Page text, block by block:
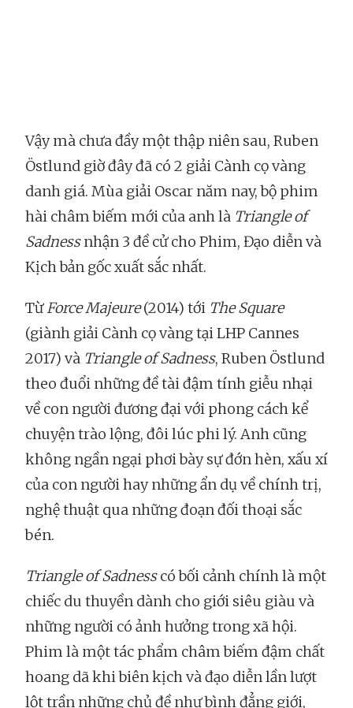
Vậy mà chưa đầy một thập niên sau, Ruben
Östlund giờ đây đã có 2 giải Cành cọ vàng
danh giá. Mùa giải Oscar năm nay, bộ phim
hài châm biếm mới của anh là Triangle of
Sadnessnhận 3 đề cử cho Phim, Đạo diễn và
Kịch bản gốc xuất sắc nhất.
TừForce Majeure(2014) tới The Square
(giành giải Cành cọ vàng tại LHP Cannes
2017) và Triangle of Sadness, Ruben Östlund
theo đuổi những đề tài đậm tính giễu nhại
về con người đương đại với phong cách kể
chuyện trào lộng, đôi lúc phi lý. Anh cũng
không ngần ngại phơi bày sự đớn hèn, xấu xí
của con người hay những ẩn dụ về chính trị,
nghệ thuật qua những đoạn đối thoại sắc
bén.
Triangle of Sadnesscó bối cảnh chính là một
chiếc du thuyền dành cho giới siêu giàu và
những người có ảnh hưởng trong xã hội.
Phim là một tác phẩm châm biếm đậm chất
hoang dã khi biên kịch và đạo diễn lần lượt
lột trần những chủ đề như bình đẳng giới,